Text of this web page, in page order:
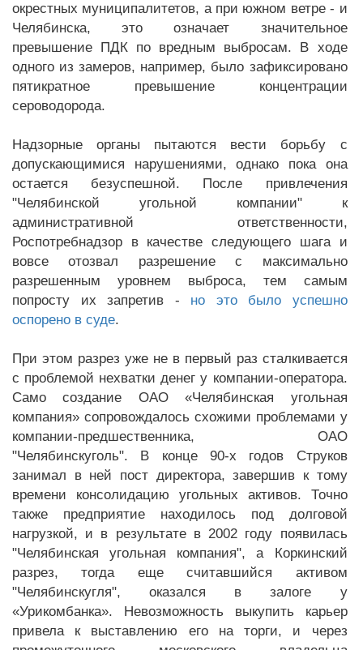
окрестных муниципалитетов, а при южном ветре - и
Челябинска, это означает значительное
превышение ПДК по вредным выбросам. В ходе
одного из замеров, например, было зафиксировано
пятикратное превышение концентрации
сероводорода.
Надзорные органы пытаются вести борьбу с
допускающимися нарушениями, однако пока она
остается безуспешной. После привлечения
"Челябинской угольной компании" к
административной ответственности,
Роспотребнадзор в качестве следующего шага и
вовсе отозвал разрешение с максимально
разрешенным уровнем выброса, тем самым
попросту их запретив - но это было успешно
оспорено в суде.
При этом разрез уже не в первый раз сталкивается
с проблемой нехватки денег у компании-оператора.
Само создание ОАО «Челябинская угольная
компания» сопровождалось схожими проблемами у
компании-предшественника, ОАО
"Челябинскуголь". В конце 90-х годов Струков
занимал в ней пост директора, завершив к тому
времени консолидацию угольных активов. Точно
также предприятие находилось под долговой
нагрузкой, и в результате в 2002 году появилась
"Челябинская угольная компания", а Коркинский
разрез, тогда еще считавшийся активом
"Челябинскугля", оказался в залоге у
«Урикомбанка». Невозможность выкупить карьер
привела к выставлению его на торги, и через